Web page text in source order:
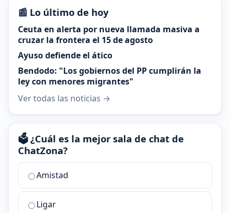
📰 Lo último de hoy
Ceuta en alerta por nueva llamada masiva a
cruzar la frontera el 15 de agosto
Ayuso defiende el ático
Bendodo: "Los gobiernos del PP cumplirán la
ley con menores migrantes"
Ver todas las noticias →
🗳️ ¿Cuál es la mejor sala de chat de
ChatZona?
¿Cuál
la
mejor
Amistad
Ligar